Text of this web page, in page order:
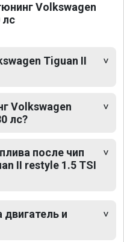
Volkswagen
лс
Tiguan II
Volkswagen
лс?
после чип
II restyle 1.5 TSI
двигатель и